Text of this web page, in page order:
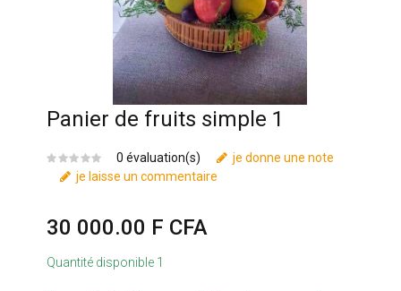
Panier de fruits simple 1
0 évaluation(s)
je donne une note
je laisse un commentaire
30 000.00 F CFA
Quantité disponible 1